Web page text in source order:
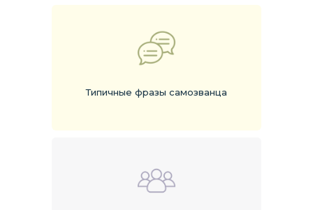
Типичные фразы самозванца